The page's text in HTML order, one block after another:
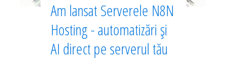
Am lansat Serverele N8N
Hosting - automatizări și
AI direct pe serverul tău